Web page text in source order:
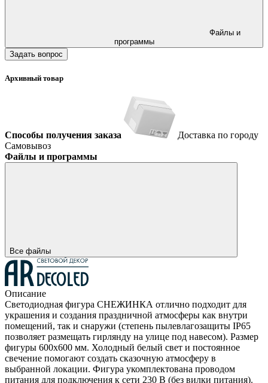
программы
Задать вопрос
Архивный товар
Способы получения заказа
Доставка по городу
Самовывоз
Файлы и программы
Все файлы
Описание
Светодиодная фигура СНЕЖИНКА отлично подходит для
украшения и создания праздничной атмосферы как внутри
помещений, так и снаружи (степень пылевлагозащиты IP65
позволяет размещать гирлянду на улице под навесом). Размер
фигуры 600x600 мм. Холодный белый свет и постоянное
свечение помогают создать сказочную атмосферу в
выбранной локации. Фигура укомплектована проводом
питания для подключения к сети 230 В (без вилки питания).